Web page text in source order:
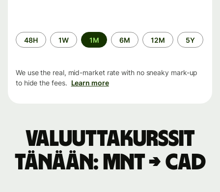
Time
period
48H 1W 1M 6M 12M 5Y
We use the real, mid-market rate with no sneaky mark-up
to hide the fees. Learn more
Valuuttakurssit
tänään: MNT → CAD